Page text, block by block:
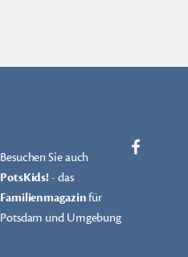
Besuchen Sie auch
PotsKids!- das
Familienmagazinfür
Potsdam und Umgebung